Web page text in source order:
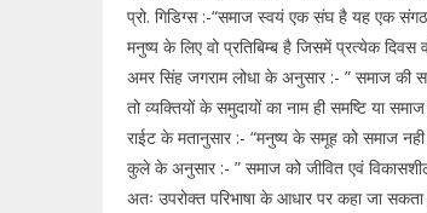
प्रो. गिडिग्स :-“समाज स्वयं एक संघ है यह एक
मनुष्य के लिए वो प्रतिबिम्ब है जिसमें प्रत्येक
अमर सिंह जगराम लोधा के अनुसार :- ” समाज की
तो व्यक्तियों के समुदायों का नाम ही समष्टि या
राईट के मतानुसार :- “मनुष्य के समूह को समाज
कुले के अनुसार :- ” समाज को जीवित एवं
अतः उपरोक्त परिभाषा के आधार पर कहा जा